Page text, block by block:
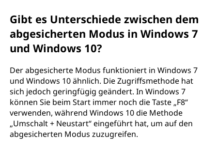
Gibt es Unterschiede zwischen dem
abgesicherten Modus in Windows 7
und Windows 10?
Der abgesicherte Modus funktioniert in Windows 7
und Windows 10 ähnlich. Die Zugriffsmethode hat
sich jedoch geringfügig geändert. In Windows 7
können Sie beim Start immer noch die Taste „F8“
verwenden, während Windows 10 die Methode
„Umschalt + Neustart“ eingeführt hat, um auf den
abgesicherten Modus zuzugreifen.